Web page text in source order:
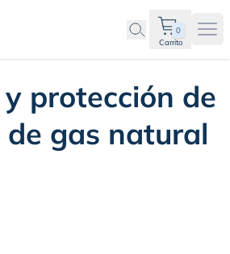
0
Carrito
protección de
de gas natural